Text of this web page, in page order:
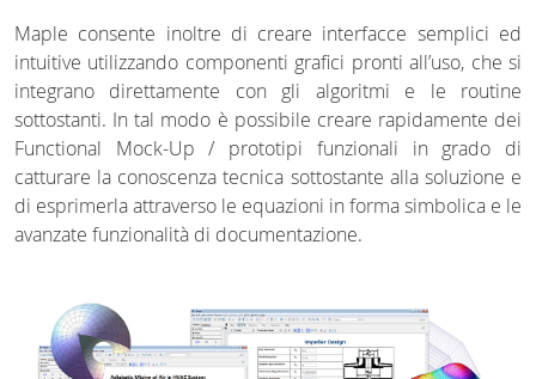
Maple consente inoltre di creare interfacce semplici ed
intuitive utilizzando componenti grafici pronti all’uso, che si
integrano direttamente con gli algoritmi e le routine
sottostanti. In tal modo è possibile creare rapidamente dei
Functional Mock-Up / prototipi funzionali in grado di
catturare la conoscenza tecnica sottostante alla soluzione e
di esprimerla attraverso le equazioni in forma simbolica e le
avanzate funzionalità di documentazione.